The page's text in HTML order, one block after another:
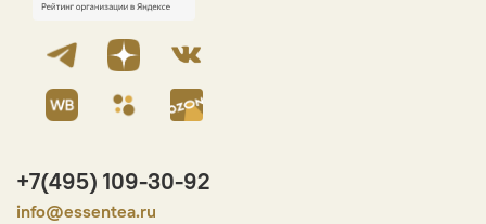
+7(495) 109-30-92
info@essentea.ru